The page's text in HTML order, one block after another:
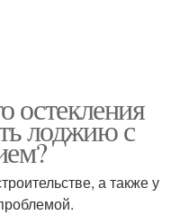
остекления
лоджию с
а также у